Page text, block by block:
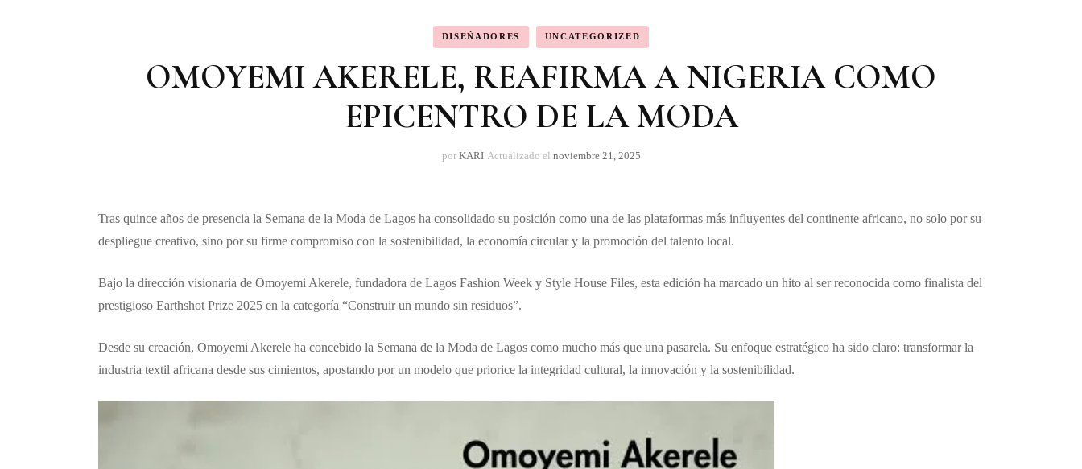
DISEÑADORES UNCATEGORIZED
OMOYEMI AKERELE, REAFIRMA A NIGERIA COMO
EPICENTRO DE LA MODA
por KARI Actualizado el noviembre 21, 2025
Tras quince años de presencia la Semana de la Moda de Lagos ha consolidado su posición como una de las plataformas más influyentes del continente africano, no solo por su
despliegue creativo, sino por su firme compromiso con la sostenibilidad, la economía circular y la promoción del talento local.
Bajo la dirección visionaria de Omoyemi Akerele, fundadora de Lagos Fashion Week y Style House Files, esta edición ha marcado un hito al ser reconocida como finalista del
prestigioso Earthshot Prize 2025 en la categoría “Construir un mundo sin residuos”.
Desde su creación, Omoyemi Akerele ha concebido la Semana de la Moda de Lagos como mucho más que una pasarela. Su enfoque estratégico ha sido claro: transformar la
industria textil africana desde sus cimientos, apostando por un modelo que priorice la integridad cultural, la innovación y la sostenibilidad.